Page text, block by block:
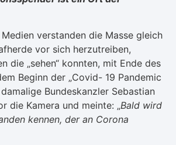
verstanden die Masse gleich
vor sich herzutreiben,
die „sehen“ konnten, mit Ende des
Beginn der „Covid- 19 Pandemic
Bundeskanzler Sebastian
die Kamera und meinte: „Bald wird
kennen, der an Corona